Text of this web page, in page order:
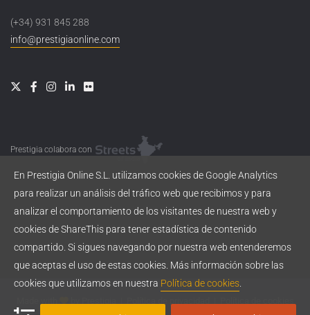
(+34) 931 845 288
info@prestigiaonline.com
Prestigia colabora con
En Prestigia Online S.L. utilizamos cookies de Google Analytics
para realizar un análisis del tráfico web que recibimos y para
analizar el comportamiento de los visitantes de nuestra web y
cookies de ShareThis para tener estadística de contenido
compartido. Si sigues navegando por nuestra web entenderemos
que aceptas el uso de estas cookies. Más información sobre las
cookies que utilizamos en nuestra Política de cookies